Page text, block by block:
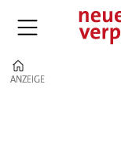
ANZEIGE
ANZEIGE